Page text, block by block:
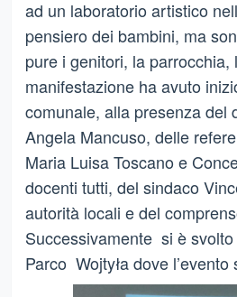
ad un laboratorio artistico
pensiero dei bambini, ma
pure i genitori, la parrocchia,
manifestazione ha avuto
comunale, alla presenza del
Angela Mancuso, delle
Maria Luisa Toscano e
docenti tutti, del sindaco
autorità locali e del
Successivamente si è
Parco Wojtyła dove